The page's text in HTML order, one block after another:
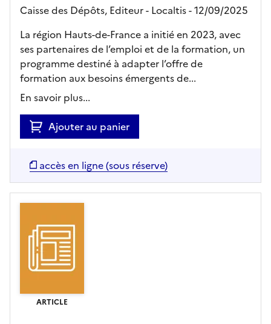
Caisse des Dépôts, Editeur- Localtis- 12/09/2025
La région Hauts-de-France a initié en 2023, avec
ses partenaires de l’emploi et de la formation, un
programme destiné à adapter l’offre de
formation aux besoins émergents de...
En savoir plus...
Ajouter au panier
accès en ligne (sous réserve)
ARTICLE